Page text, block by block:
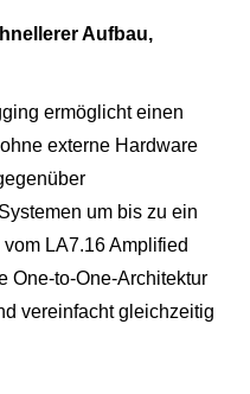
Aufbau,
ermöglicht einen
externe Hardware
um bis zu ein
LA7.16 Amplified
One-to-One-Architektur
vereinfacht gleichzeitig